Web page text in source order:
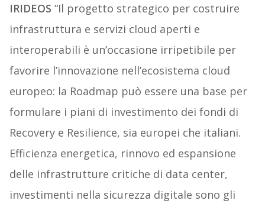
IRIDEOS “Il progetto strategico per costruire
infrastruttura e servizi cloud aperti e
interoperabili è un’occasione irripetibile per
favorire l’innovazione nell’ecosistema cloud
europeo: la Roadmap può essere una base per
formulare i piani di investimento dei fondi di
Recovery e Resilience, sia europei che italiani.
Efficienza energetica, rinnovo ed espansione
delle infrastrutture critiche di data center,
investimenti nella sicurezza digitale sono gli